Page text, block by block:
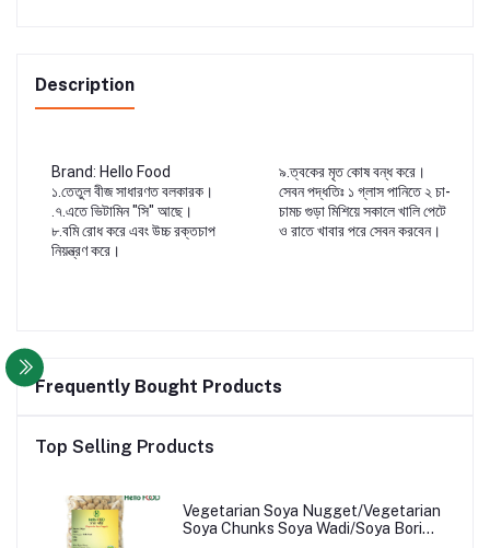
Description
Brand: Hello Food
১.তেতুল বীজ সাধারণত বলকারক।
.৭.এতে ভিটামিন "সি" আছে।
৮.বমি রোধ করে এবং উচ্চ রক্তচাপ
নিয়ন্ত্রণ করে।
৯.ত্বকের মৃত কোষ বন্ধ করে।
সেবন পদ্ধতিঃ ১ গ্লাস পানিতে ২ চা-
চামচ গুড়া মিশিয়ে সকালে খালি পেটে
ও রাতে খাবার পরে সেবন করবেন।
Frequently Bought Products
Top Selling Products
Vegetarian Soya Nugget/Vegetarian
Soya Chunks Soya Wadi/Soya Bori